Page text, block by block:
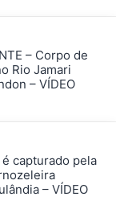
– Corpo de
Rio Jamari
– VÍDEO
capturado pela
– VÍDEO